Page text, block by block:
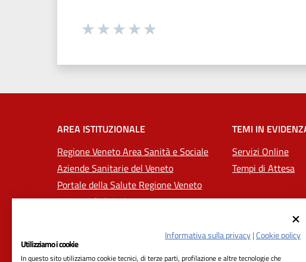
Seleziona una valutazione da 1 a 5 stelle
AREA ISTITUZIONALE
Regione Veneto Area Sanità e Sociale
Aziende Sanitarie del Veneto
Portale della Salute Regione Veneto
Università di Padova
TEMI IN
Servizi Online
Tempi di Attesa
Informativa sulla privacy|Cookie policy
Utilizziamo i cookie
In questo sito utilizziamo cookie tecnici, di terze parti, profilazione e altre tecnologie che